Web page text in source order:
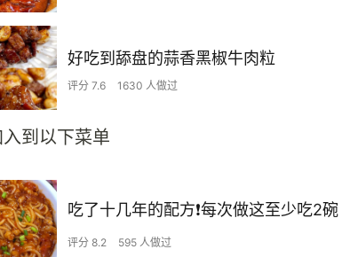
好吃到舔盘的蒜香黑椒牛肉粒
评分 7.6 1630 人做过
到以下菜单
吃了十几年的配方❗️每次做这至少吃2碗
评分 8.2 595 人做过